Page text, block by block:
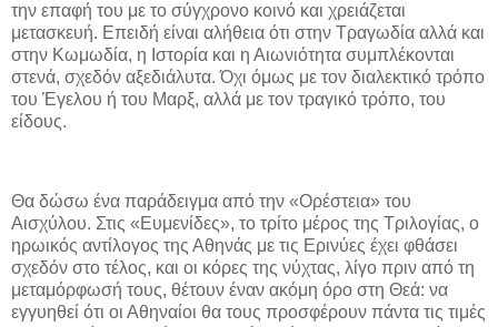
την επαφή του με το σύγχρονο κοινό και χρειάζεται
μετασκευή. Επειδή είναι αλήθεια ότι στην Τραγωδία αλλά και
στην Κωμωδία, η Ιστορία και η Αιωνιότητα συμπλέκονται
στενά, σχεδόν αξεδιάλυτα. Όχι όμως με τον διαλεκτικό τρόπο
του Έγελου ή του Μαρξ, αλλά με τον τραγικό τρόπο, του
είδους.
Θα δώσω ένα παράδειγμα από την «Ορέστεια» του
Αισχύλου. Στις «Ευμενίδες», το τρίτο μέρος της Τριλογίας, ο
ηρωικός αντίλογος της Αθηνάς με τις Ερινύες έχει φθάσει
σχεδόν στο τέλος, και οι κόρες της νύχτας, λίγο πριν από τη
μεταμόρφωσή τους, θέτουν έναν ακόμη όρο στη Θεά: να
εγγυηθεί ότι οι Αθηναίοι θα τους προσφέρουν πάντα τις τιμές